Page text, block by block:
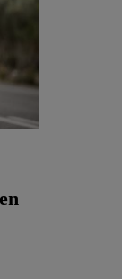
des Erfolgs
oder Zugriff auf
reduzierter Daten